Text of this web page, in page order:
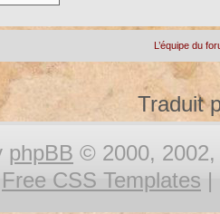
L’équipe du
Traduit
phpBB © 2000, 2002,
Free CSS Templates |